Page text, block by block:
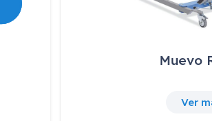
Muevo RI826
Ver más